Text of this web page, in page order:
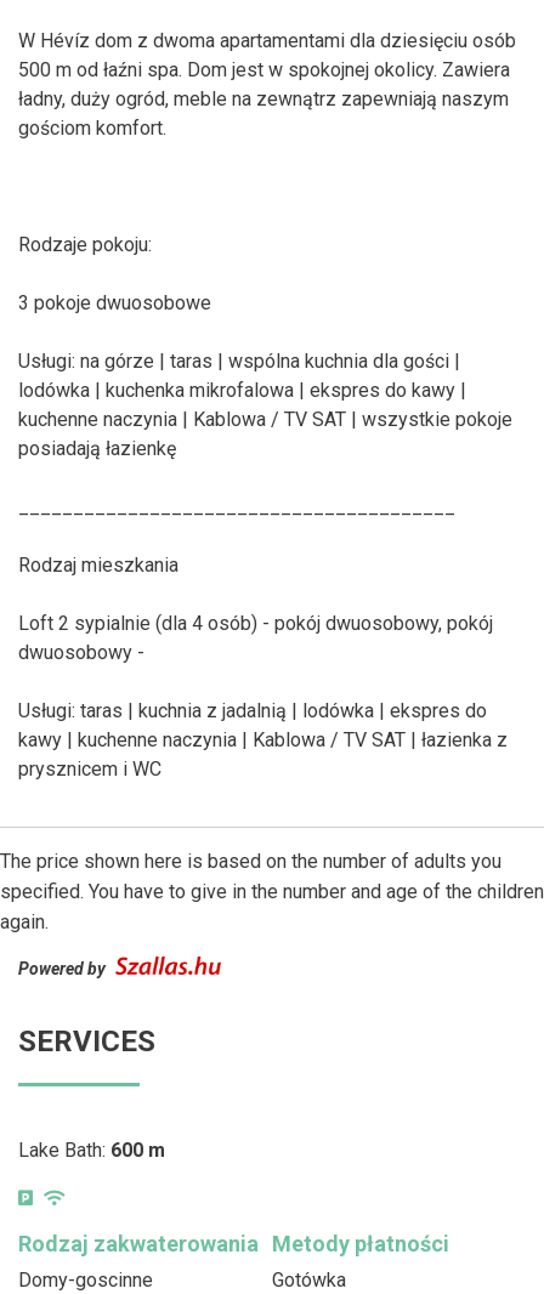
W Hévíz dom z dwoma apartamentami dla dziesięciu osób
500 m od łaźni spa. Dom jest w spokojnej okolicy. Zawiera
ładny, duży ogród, meble na zewnątrz zapewniają naszym
gościom komfort.
Rodzaje pokoju:
3 pokoje dwuosobowe
Usługi: na górze | taras | wspólna kuchnia dla gości |
lodówka | kuchenka mikrofalowa | ekspres do kawy |
kuchenne naczynia | Kablowa / TV SAT | wszystkie pokoje
posiadają łazienkę
Rodzaj mieszkania
Loft 2 sypialnie (dla 4 osób) - pokój dwuosobowy, pokój
dwuosobowy -
Usługi: taras | kuchnia z jadalnią | lodówka | ekspres do
kawy | kuchenne naczynia | Kablowa / TV SAT | łazienka z
prysznicem i WC
The price shown here is based on the number of adults you
specified. You have to give in the number and age of the children
again.
Powered by
SERVICES
Lake Bath: 600 m
Rodzaj zakwaterowania
Domy-goscinne
Metody płatności
Gotówka